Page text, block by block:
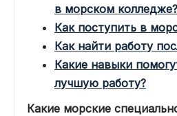
в морском колледже?
Как поступить в
Как найти работу
Какие навыки
лучшую работу?
Какие морские